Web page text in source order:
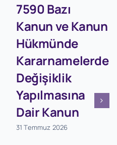
7590 Bazı
Kanun ve Kanun
Hükmünde
Kararnamelerde
Değişiklik
Yapılmasına
Dair Kanun
31 Temmuz 2026